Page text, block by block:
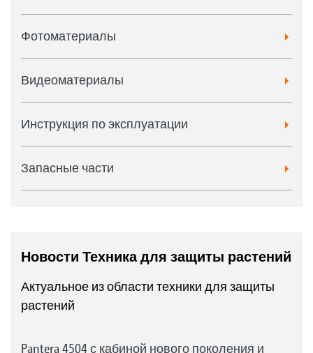
Фотоматериалы
Видеоматериалы
Инструкция по эксплуатации
Запасные части
Новости Техника для защиты растений
Актуальное из области техники для защиты
растений
Pantera 4504 с кабиной нового поколения и